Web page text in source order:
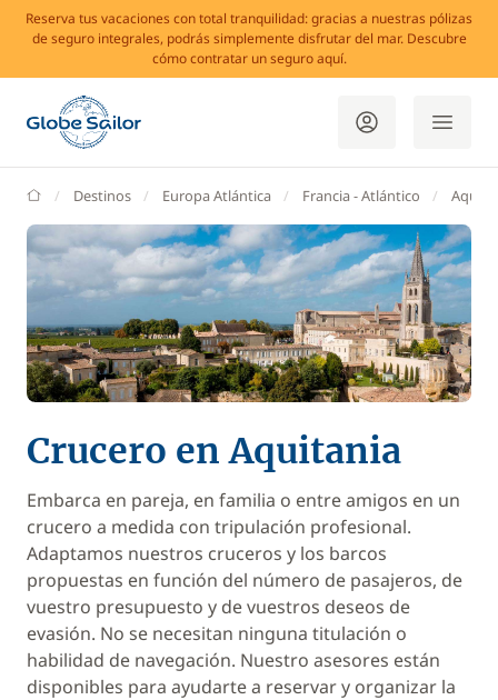
Reserva tus vacaciones con total tranquilidad: gracias a nuestras pólizas
de seguro integrales, podrás simplemente disfrutar del mar. Descubre
cómo contratar un seguro aquí.
GlobeSailor
Destinos Europa Atlántica Francia - Atlántico
Crucero en Aquitania
Embarca en pareja, en familia o entre amigos en un
crucero a medida con tripulación profesional.
Adaptamos nuestros cruceros y los barcos
propuestas en función del número de pasajeros, de
vuestro presupuesto y de vuestros deseos de
evasión. No se necesitan ninguna titulación o
habilidad de navegación. Nuestro asesores están
disponibles para ayudarte a reservar y organizar la